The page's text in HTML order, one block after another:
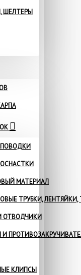
ШЕЛТЕРЫ
МАТЕРИАЛ
ТРУБКИ,
ОТВОДЧИКИ
КЛИПСЫ